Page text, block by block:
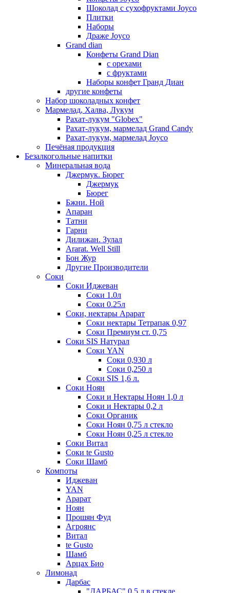
Шоколад с сухофруктами Joyco
Плитки
Наборы
Драже Joyco
Grand dian
Конфеты Grand Dian
с орехами
с фруктами
Наборы конфет Гранд Диан
другие конфеты
Набор шоколадных конфет
Мармелад, Халва, Лукум
Рахат-лукум "Globex"
Рахат-лукум, мармелад Grand Candy
Рахат-лукум, мармелад Joyco
Печёная продукция
Безалкогольные напитки
Минеральная вода
Джермук. Бюрег
Джермук
Бюрег
Бжни. Ной
Апаран
Татни
Гарни
Дилижан. Зулал
Ararat. Well Still
Бон Жур
Другие Производители
Соки
Соки Иджеван
Соки 1.0л
Соки 0.25л
Соки, нектары Арарат
Соки нектары Тетрапак 0,97
Соки Премиум ст. 0,75
Соки SIS Натурал
Соки YAN
Соки 0,930 л
Соки 0,250 л
Соки SIS 1,6 л.
Соки Ноян
Соки и Нектары Ноян 1,0 л
Соки и Нектары 0,2 л
Соки Органик
Соки Ноян 0,75 л стекло
Соки Ноян 0,25 л стекло
Соки Витал
Соки te Gusto
Соки Шамб
Компоты
Иджеван
YAN
Арарат
Ноян
Прошян Фуд
Агроянс
Витал
te Gusto
Шамб
Арцах Био
Лимонад
Дарбас
"ДАРБАС" 0,5 л в стекле